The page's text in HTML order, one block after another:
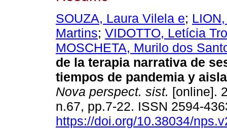
SOUZA, Laura Vilela e;
Martins; VIDOTTO, Letícia
MOSCHETA, Murilo dos
de la terapia narrativa de
tiempos de pandemia y
Nova perspect. sist. [online].
n.67, pp.7-22. ISSN 2594-
https://doi.org/10.38034/